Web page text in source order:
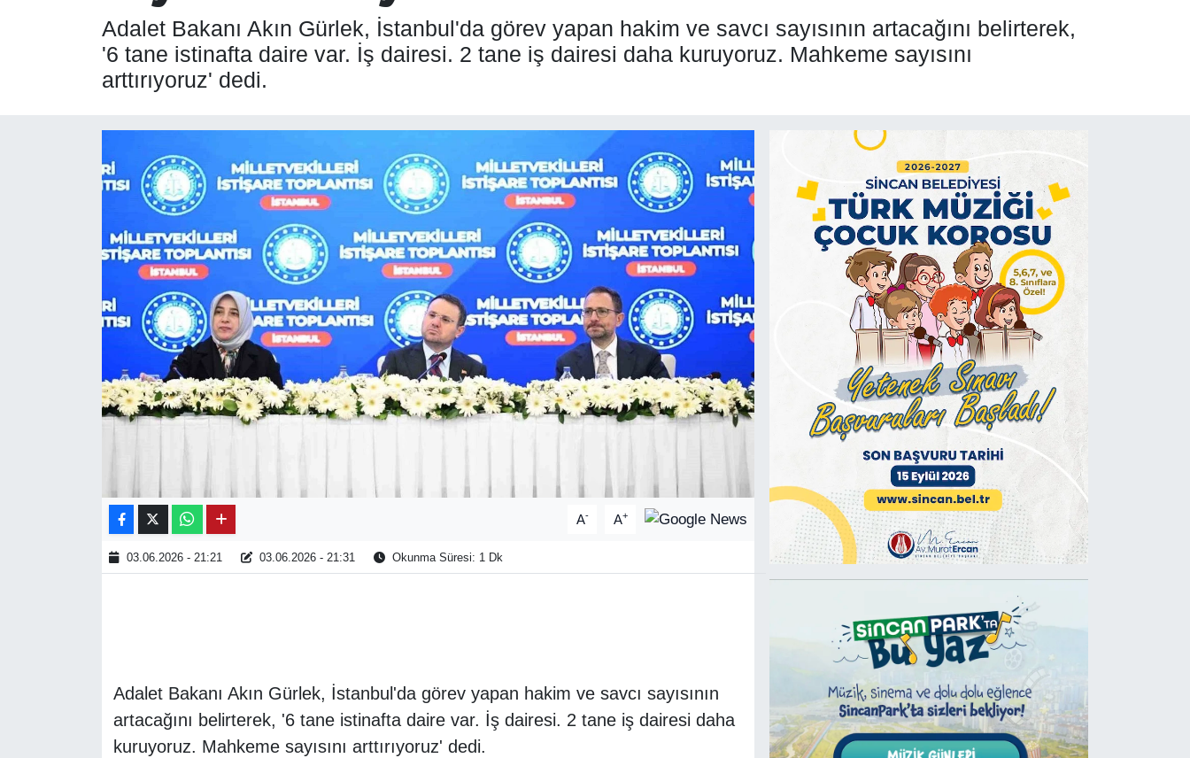
Adalet Bakanı Akın Gürlek, İstanbul'da görev yapan hakim ve savcı sayısının artacağını belirterek,
'6 tane istinafta daire var. İş dairesi. 2 tane iş dairesi daha kuruyoruz. Mahkeme sayısını
arttırıyoruz' dedi.
A- A+
03.06.2026 - 21:21 03.06.2026 - 21:31 Okunma Süresi: 1 Dk
Adalet Bakanı Akın Gürlek, İstanbul'da görev yapan hakim ve savcı sayısının
artacağını belirterek, '6 tane istinafta daire var. İş dairesi. 2 tane iş dairesi daha
kuruyoruz. Mahkeme sayısını arttırıyoruz' dedi.
BİLİM - TEKNOLOJİ
KÜLTÜR SANAT
MAGAZİN